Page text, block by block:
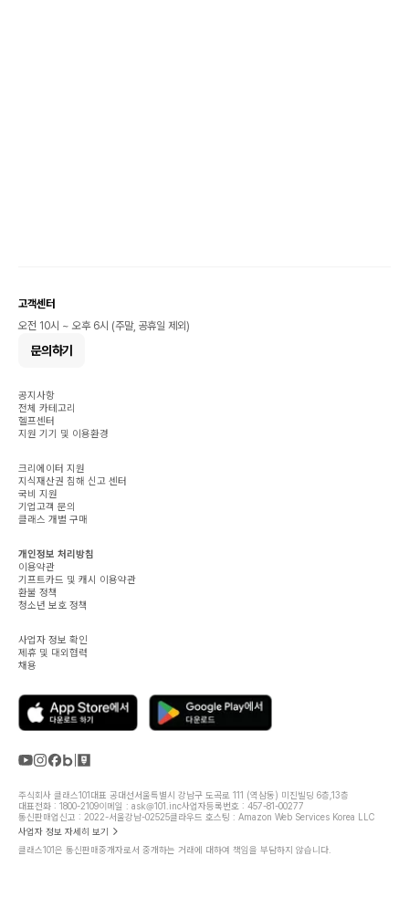
고객센터
오전 10시 ~ 오후 6시 (주말, 공휴일 제외)
문의하기
공지사항
전체 카테고리
헬프센터
지원 기기 및 이용환경
크리에이터 지원
지식재산권 침해 신고 센터
국비 지원
기업고객 문의
클래스 개별 구매
개인정보 처리방침
이용약관
기프트카드 및 캐시 이용약관
환불 정책
청소년 보호 정책
사업자 정보 확인
제휴 및 대외협력
채용
주식회사 클래스101대표 공대선서울특별시 강남구 도곡로 111 (역삼동) 미진빌딩 6층,13층
대표전화 : 1800-2109이메일 : ask@101.inc사업자등록번호 : 457-81-00277
통신판매업신고 : 2022-서울강남-02525클라우드 호스팅 : Amazon Web Services Korea LLC
사업자 정보 자세히 보기
클래스101은 통신판매중개자로서 중개하는 거래에 대하여 책임을 부담하지 않습니다.